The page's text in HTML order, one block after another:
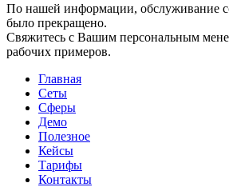
По нашей информации, обслуживание
было прекращено.
Свяжитесь с Вашим персональным
рабочих примеров.
Главная
Сеты
Сферы
Демо
Полезное
Кейсы
Тарифы
Контакты